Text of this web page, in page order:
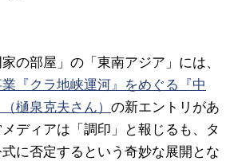
の部屋」の「東南アジア」には、
業『クラ地峡運河』をめぐる『中
樋泉克夫さん） の新エントリがあ
ディアは「調印」と報じるも、タ
に否定するという奇妙な展開とな